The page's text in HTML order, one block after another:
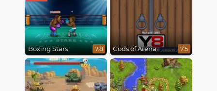
Boxing Stars 7.8 Gods of Arena 7.5